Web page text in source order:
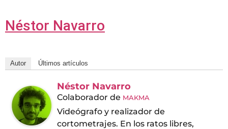
Néstor Navarro
Autor Últimos artículos
Néstor Navarro
Colaborador de MAKMA
Videógrafo y realizador de
cortometrajes. En los ratos libres,